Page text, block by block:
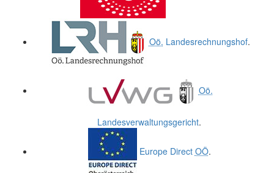
Oö. Landesrechnungshof.
Oö.
Landesverwaltungsgericht.
Europe Direct OÖ.